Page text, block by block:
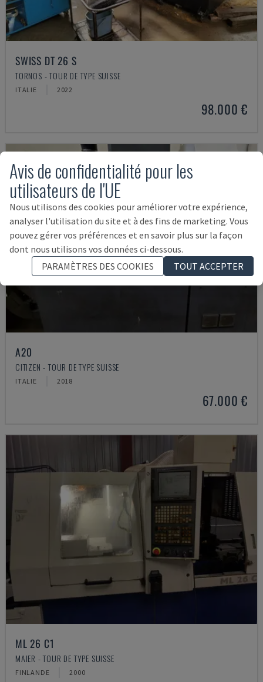
SWISS DT 26 S
TORNOS - TOUR DE TYPE SUISSE
ITALIE 2022
98.000 €
A20
CITIZEN - TOUR DE TYPE SUISSE
ITALIE 2018
67.000 €
ML 26 C1
MAIER - TOUR DE TYPE SUISSE
FINLANDE 2000
Avis de confidentialité pour les
utilisateurs de l'UE
Nous utilisons des cookies pour améliorer votre expérience,
analyser l'utilisation du site et à des fins de marketing. Vous
pouvez gérer vos préférences et en savoir plus sur la façon
dont nous utilisons vos données ci-dessous.
PARAMÈTRES DES COOKIES
TOUT ACCEPTER